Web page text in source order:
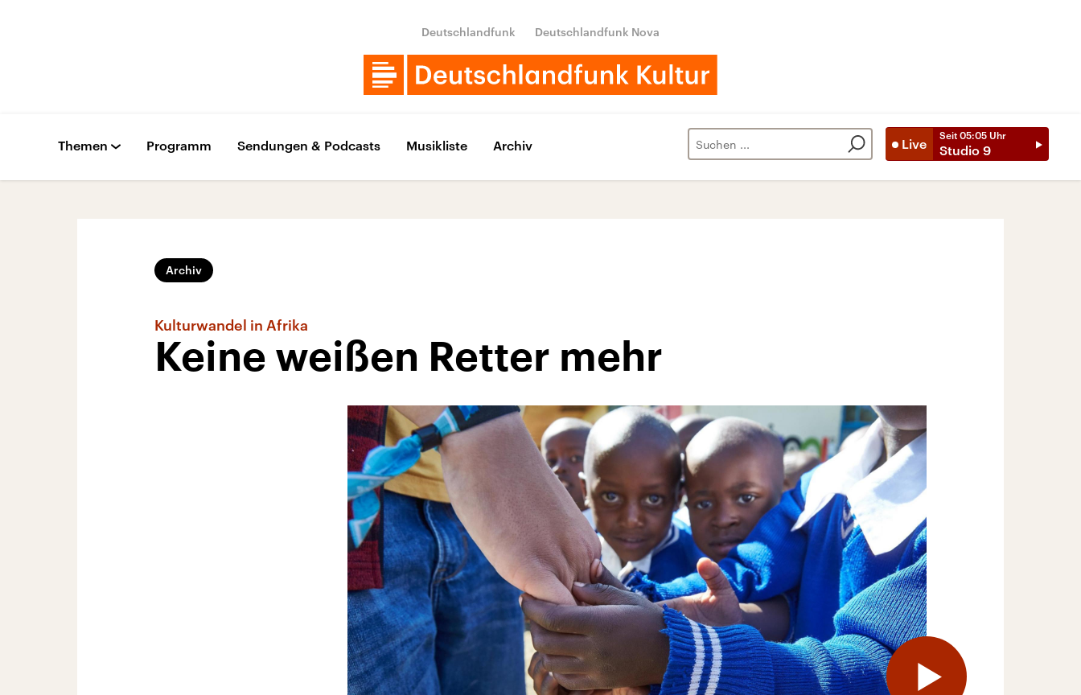
Deutschlandfunk Deutschlandfunk Nova
Live
Seit 05:05 Uhr
Studio 9
Themen Programm Sendungen & Podcasts Musikliste Archiv
Archiv
Kulturwandel in Afrika
Keine weißen Retter mehr